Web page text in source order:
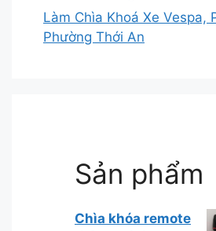
Làm Chìa Khoá Xe Vespa,
Phường Thới An
Sản phẩm
Chìa khóa remote